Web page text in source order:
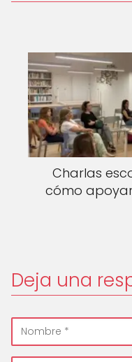
Charlas
cómo
Deja una